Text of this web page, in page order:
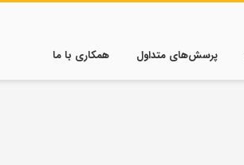
پرسش‌های متداول همکاری با ما